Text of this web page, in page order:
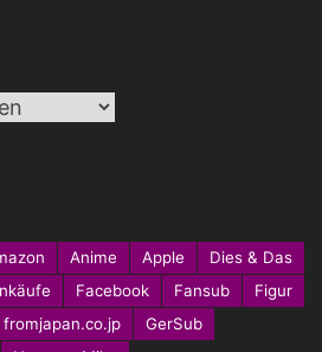
Anime Apple
Dies & Das
Facebook Fansub
Figur
fromjapan.co.jp
GerSub